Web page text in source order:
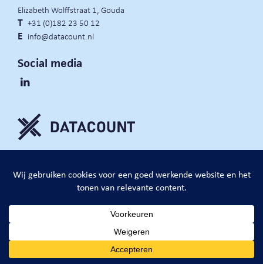
Elizabeth Wolffstraat 1, Gouda
T +31 (0)182 23 50 12
E info@datacount.nl
Social media
DataCount B.V.
privacy policy
algemene voorwaarden